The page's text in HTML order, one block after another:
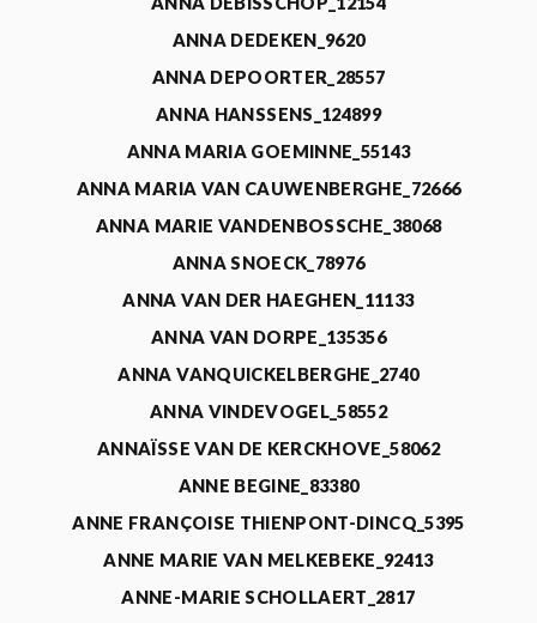
ANNA DEDEKEN_9620
ANNA DEPOORTER_28557
ANNA HANSSENS_124899
ANNA MARIA GOEMINNE_55143
ANNA MARIA VAN CAUWENBERGHE_72666
ANNA MARIE VANDENBOSSCHE_38068
ANNA SNOECK_78976
ANNA VAN DER HAEGHEN_11133
ANNA VAN DORPE_135356
ANNA VANQUICKELBERGHE_2740
ANNA VINDEVOGEL_58552
ANNAÏSSE VAN DE KERCKHOVE_58062
ANNE BEGINE_83380
ANNE FRANÇOISE THIENPONT-DINCQ_5395
ANNE MARIE VAN MELKEBEKE_92413
ANNE-MARIE SCHOLLAERT_2817